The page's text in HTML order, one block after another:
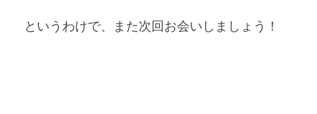
というわけで、また次回お会いしましょう！